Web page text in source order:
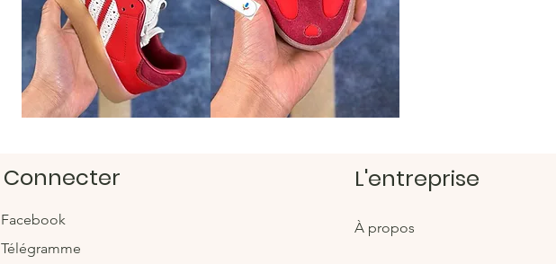
Connecter
Facebook
Télégramme
L'entreprise
À propos